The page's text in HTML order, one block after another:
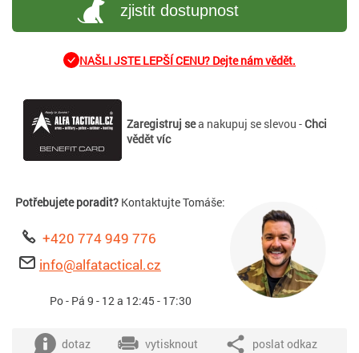
zjistit dostupnost
NAŠLI JSTE LEPŠÍ CENU? Dejte nám vědět.
Zaregistruj sea nakupuj se slevou -Chci
vědět víc
Potřebujete poradit? Kontaktujte Tomáše:
+420 774 949 776
info@alfatactical.cz
Po - Pá 9 - 12 a 12:45 - 17:30
dotaz vytisknout poslat odkaz